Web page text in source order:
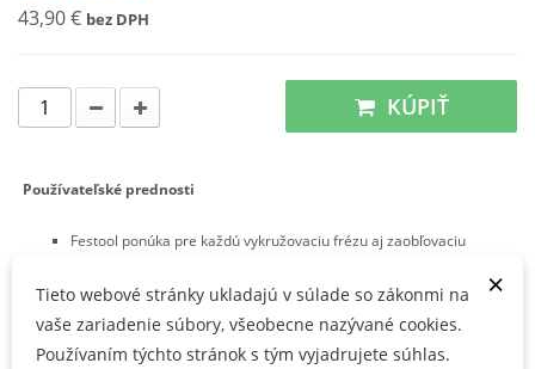
43,90 € bez DPH
KÚPIŤ
Používateľské prednosti
Festool ponúka pre každú vykružovaciu frézu aj zaobľovaciu
Vykružovacie a zaobľovacie frézy možno navzájom ideálne
kombinovať, napr. ako profil a protiprofil
×
Tieto webové stránky ukladajú v súlade so zákonmi na
vaše zariadenie súbory, všeobecne nazývané cookies.
Používaním týchto stránok s tým vyjadrujete súhlas.